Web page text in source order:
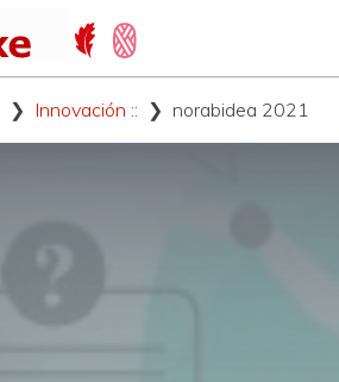
Innovación :: norabidea 2021